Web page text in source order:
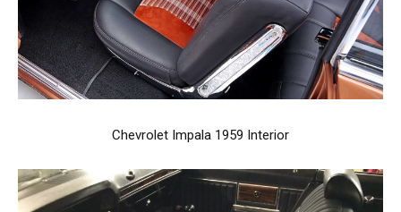
Chevrolet Impala 1959 Interior